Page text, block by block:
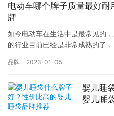
电动车哪个牌子质量最好
牌
如今电动车在生活中是最常见的
的行业目前已经是非常成熟的了
动车哪…
品牌 2023-01-05
婴儿睡
婴儿睡